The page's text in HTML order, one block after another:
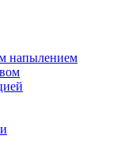
напылением